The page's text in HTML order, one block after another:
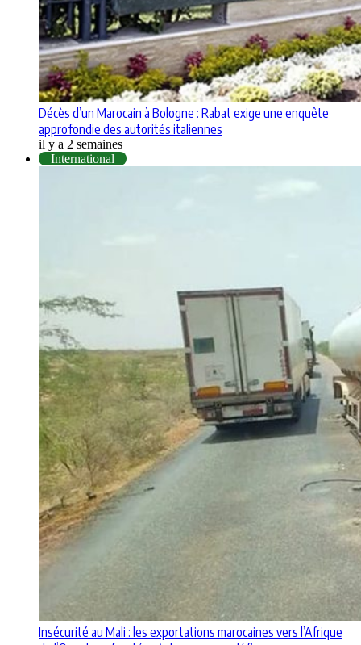
Décès d’un Marocain à Bologne : Rabat exige une enquête
approfondie des autorités italiennes
il y a 2 semaines
International
Insécurité au Mali : les exportations marocaines vers l’Afrique